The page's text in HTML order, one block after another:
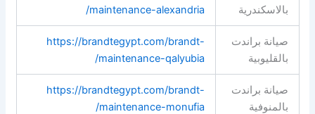
بالاسكندرية
maintenance-alexandria/
صيانة براندت
بالقليوبية
https://brandtegypt.com/brandt-
maintenance-qalyubia/
صيانة براندت
بالمنوفية
https://brandtegypt.com/brandt-
maintenance-monufia/